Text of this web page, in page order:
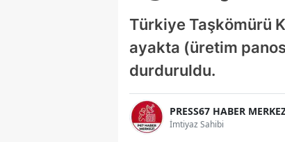
Türkiye Taşkömürü
ayakta (üretim
durduruldu.
PRESS67 HABER
İmtiyaz Sahibi